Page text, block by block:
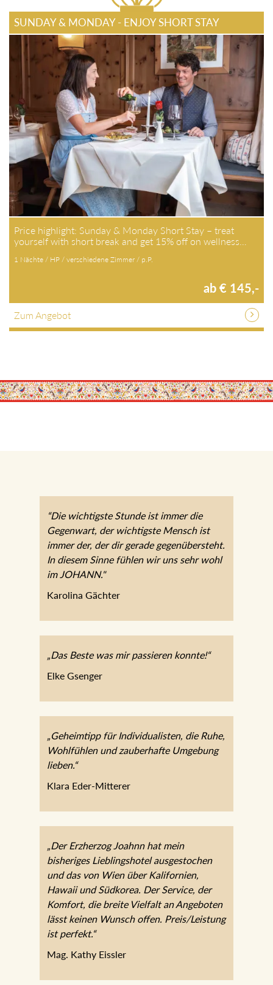
SUNDAY & MONDAY - ENJOY SHORT STAY
Price highlight: Sunday & Monday Short Stay – treat
yourself with short break and get 15% off on wellness…
1 Nächte / HP / verschiedene Zimmer / p.P.
ab € 145,-
Zum Angebot
“Die wichtigste Stunde ist immer die
Gegenwart, der wichtigste Mensch ist
immer der, der dir gerade gegenübersteht.
In diesem Sinne fühlen wir uns sehr wohl
im JOHANN."
Karolina Gächter
„Das Beste was mir passieren konnte!“
Elke Gsenger
„Geheimtipp für Individualisten, die Ruhe,
Wohlfühlen und zauberhafte Umgebung
lieben.“
Klara Eder-Mitterer
„Der Erzherzog Joahnn hat mein
bisheriges Lieblingshotel ausgestochen
und das von Wien über Kalifornien,
Hawaii und Südkorea. Der Service, der
Komfort, die breite Vielfalt an Angeboten
lässt keinen Wunsch offen. Preis/Leistung
ist perfekt.“
Mag. Kathy Eissler